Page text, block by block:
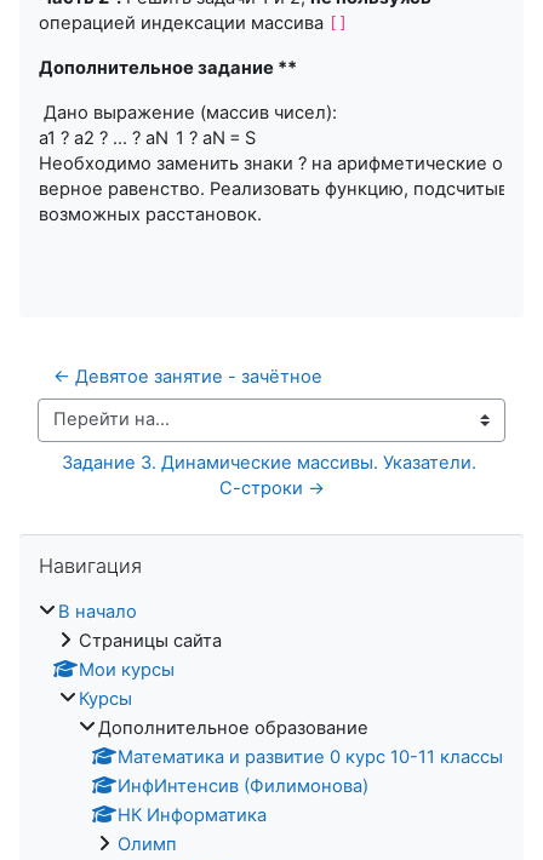
операцией индексации массива []
Дополнительное задание **
Дано выражение (массив чисел):
a1 ​​? a​2 ​​? ... ? a​N​​ ­ 1 ​? a​N​​ = S​
Необходимо заменить знаки ? на арифметические
верное равенство. Реализовать функцию,
возможных расстановок.
← Девятое занятие - зачётное
Перейти на...
Задание 3. Динамические массивы. Указатели.
С-строки →
Навигация
В начало
Страницы сайта
Мои курсы
Курсы
Дополнительное образование
Математика и развитие 0 курс 10-11 классы
ИнфИнтенсив (Филимонова)
НК Информатика
Олимп